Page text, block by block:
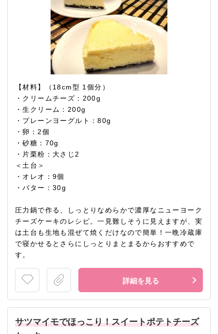
【材料】（18cm型 1個分）
・クリームチーズ：200g
・生クリーム：200g
・プレーンヨーグルト：80g
・卵：2個
・砂糖：70g
・片栗粉：大さじ2
＜土台＞
・オレオ：9個
・バター：30g
圧力鍋で作る、しっとりなめらかで濃厚なニューヨーク
チーズケーキのレシピ。一見難しそうに見えますが、実
は土台も生地も混ぜて焼くだけなので簡単！一晩冷蔵庫
で寝かせるとさらにしっとりまとまるからおすすめで
す。
詳細を見る
サツマイモでほっこり！スイートポテトチーズ